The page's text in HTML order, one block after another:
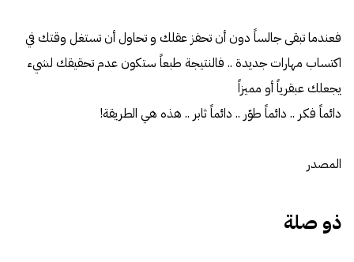
فعندما تبقى جالساً دون أن تحفز عقلك و تحاول أن تستغل وقتك في
اكتساب مهارات جديدة .. فالنتيجة طبعاً ستكون عدم تحقيقك لشيء
يجعلك عبقرياً أو مميزاً
دائماً فكر .. دائماً طوّر .. دائماً ثابر .. هذه هي الطريقة!
المصدر
ذو صلة